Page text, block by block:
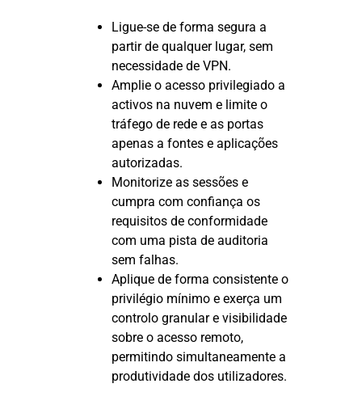
Ligue-se de forma segura a
partir de qualquer lugar, sem
necessidade de VPN.
Amplie o acesso privilegiado a
activos na nuvem e limite o
tráfego de rede e as portas
apenas a fontes e aplicações
autorizadas.
Monitorize as sessões e
cumpra com confiança os
requisitos de conformidade
com uma pista de auditoria
sem falhas.
Aplique de forma consistente o
privilégio mínimo e exerça um
controlo granular e visibilidade
sobre o acesso remoto,
permitindo simultaneamente a
produtividade dos utilizadores.